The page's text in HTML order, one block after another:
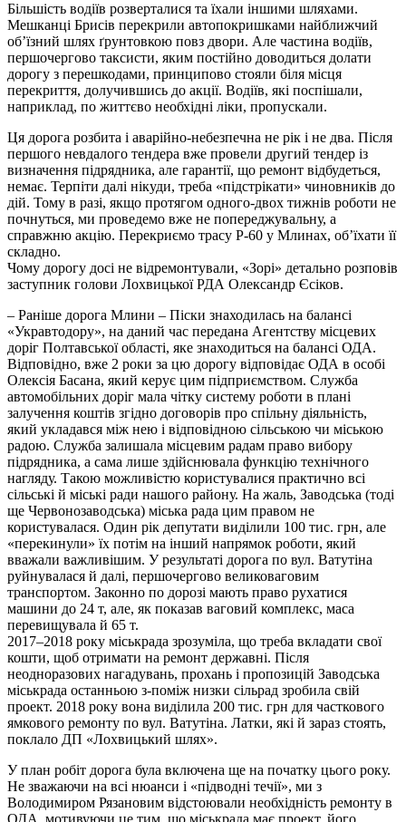
Більшість водіїв розверталися та їхали іншими шляхами.
Мешканці Брисів перекрили автопокришками найближчий
об’їзний шлях ґрунтовкою повз двори. Але частина водіїв,
першочергово таксисти, яким постійно доводиться долати
дорогу з перешкодами, принципово стояли біля місця
перекриття, долучившись до акції. Водіїв, які поспішали,
наприклад, по життєво необхідні ліки, пропускали.
Ця дорога розбита і аварійно-небезпечна не рік і не два. Після
першого невдалого тендера вже провели другий тендер із
визначення підрядника, але гарантії, що ремонт відбудеться,
немає. Терпіти далі нікуди, треба «підстрікати» чиновників до
дій. Тому в разі, якщо протягом одного-двох тижнів роботи не
почнуться, ми проведемо вже не попереджувальну, а
справжню акцію. Перекриємо трасу Р-60 у Млинах, об’їхати її
складно.
Чому дорогу досі не відремонтували, «Зорі» детально розповів
заступник голови Лохвицької РДА Олександр Єсіков.
– Раніше дорога Млини – Піски знаходилась на балансі
«Укравтодору», на даний час передана Агентству місцевих
доріг Полтавської області, яке знаходиться на балансі ОДА.
Відповідно, вже 2 роки за цю дорогу відповідає ОДА в особі
Олексія Басана, який керує цим підприємством. Служба
автомобільних доріг мала чітку систему роботи в плані
залучення коштів згідно договорів про спільну діяльність,
який укладався між нею і відповідною сільською чи міською
радою. Служба залишала місцевим радам право вибору
підрядника, а сама лише здійснювала функцію технічного
нагляду. Такою можливістю користувалися практично всі
сільські й міські ради нашого району. На жаль, Заводська (тоді
ще Червонозаводська) міська рада цим правом не
користувалася. Один рік депутати виділили 100 тис. грн, але
«перекинули» їх потім на інший напрямок роботи, який
вважали важливішим. У результаті дорога по вул. Ватутіна
руйнувалася й далі, першочергово великоваговим
транспортом. Законно по дорозі мають право рухатися
машини до 24 т, але, як показав ваговий комплекс, маса
перевищувала й 65 т.
2017–2018 року міськрада зрозуміла, що треба вкладати свої
кошти, щоб отримати на ремонт державні. Після
неодноразових нагадувань, прохань і пропозицій Заводська
міськрада останньою з-поміж низки сільрад зробила свій
проект. 2018 року вона виділила 200 тис. грн для часткового
ямкового ремонту по вул. Ватутіна. Латки, які й зараз стоять,
поклало ДП «Лохвицький шлях».
У план робіт дорога була включена ще на початку цього року.
Не зважаючи на всі нюанси і «підводні течії», ми з
Володимиром Рязановим відстоювали необхідність ремонту в